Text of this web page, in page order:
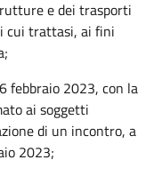
e dei trasporti
cui trattasi, ai fini
febbraio 2023, con la
ai soggetti
di un incontro, a
2023;